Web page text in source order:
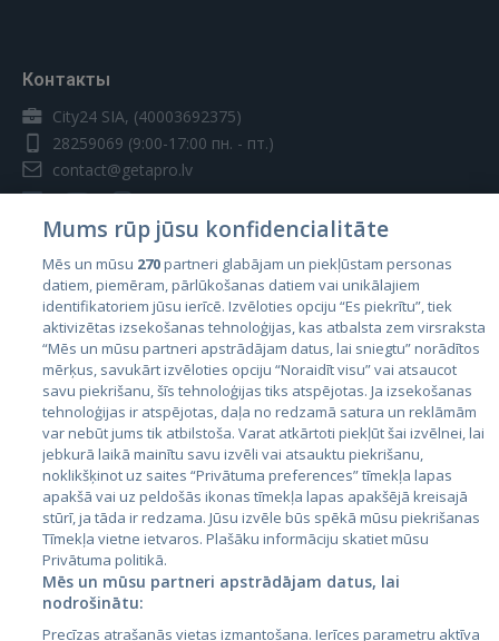
Контакты
City24 SIA, (40003692375)
28259069 (9:00-17:00 пн. - пт.)
contact@getapro.lv
Страны
Эстония
Латвия
Литва
City24.lv
Mums rūp jūsu konfidencialitāte
Mēs un mūsu 270partneri glabājam un piekļūstam personas
datiem, piemēram, pārlūkošanas datiem vai unikālajiem
identifikatoriem jūsu ierīcē. Izvēloties opciju “Es piekrītu”, tiek
aktivizētas izsekošanas tehnoloģijas, kas atbalsta zem virsraksta
“Mēs un mūsu partneri apstrādājam datus, lai sniegtu” norādītos
mērķus, savukārt izvēloties opciju “Noraidīt visu” vai atsaucot
savu piekrišanu, šīs tehnoloģijas tiks atspējotas. Ja izsekošanas
tehnoloģijas ir atspējotas, daļa no redzamā satura un reklāmām
var nebūt jums tik atbilstoša. Varat atkārtoti piekļūt šai izvēlnei, lai
jebkurā laikā mainītu savu izvēli vai atsauktu piekrišanu,
noklikšķinot uz saites “Privātuma preferences” tīmekļa lapas
apakšā vai uz peldošās ikonas tīmekļa lapas apakšējā kreisajā
stūrī, ja tāda ir redzama. Jūsu izvēle būs spēkā mūsu piekrišanas
Tīmekļa vietne ietvaros. Plašāku informāciju skatiet mūsu
Privātuma politikā.
Mēs un mūsu partneri apstrādājam datus, lai
nodrošinātu:
Precīzas atrašanās vietas izmantošana. Ierīces parametru aktīva